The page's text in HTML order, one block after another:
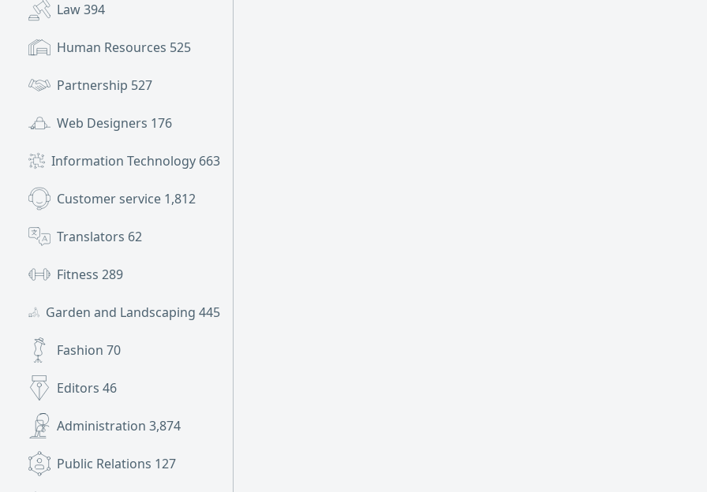
Law394
Human Resources 525
Partnership 527
Web Designers 176
Information Technology 663
Customer service 1,812
Translators 62
Fitness 289
Garden and Landscaping 445
Fashion 70
Editors 46
Administration 3,874
Public Relations 127